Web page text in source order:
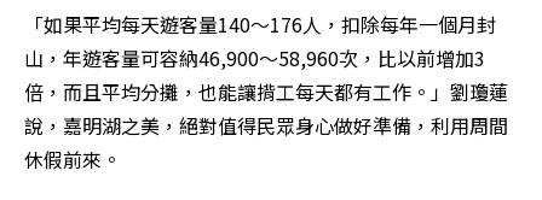
「如果平均每天遊客量140～176人，扣除每年一個月封
山，年遊客量可容納46,900～58,960次，比以前增加3
倍，而且平均分攤，也能讓揹工每天都有工作。」劉瓊蓮
說，嘉明湖之美，絕對值得民眾身心做好準備，利用周間
休假前來。